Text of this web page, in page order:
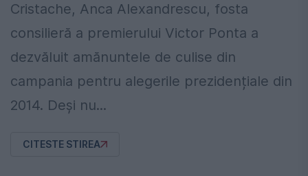
Cristache, Anca Alexandrescu, fosta
consilieră a premierului Victor Ponta a
dezvăluit amănuntele de culise din
campania pentru alegerile prezidențiale din
2014. Deși nu...
CITESTE STIREA